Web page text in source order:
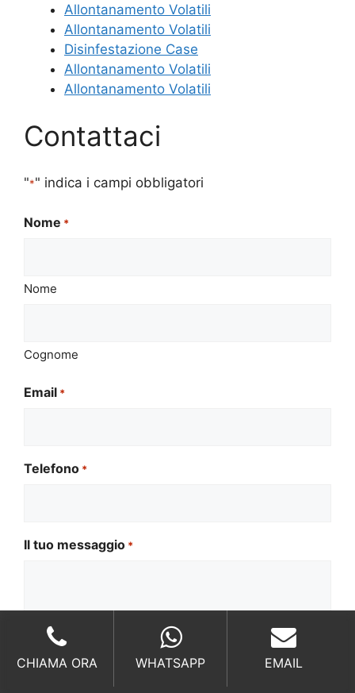
Allontanamento Volatili
Allontanamento Volatili
Disinfestazione Case
Allontanamento Volatili
Allontanamento Volatili
Contattaci
"*" indica i campi obbligatori
Nome *
Nome
Cognome
Email *
Telefono *
Il tuo messaggio *
Si
informativa sulla privacy
CHIAMA ORA WHATSAPP EMAIL